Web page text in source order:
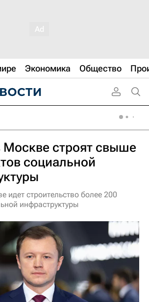
Экономика Общество
строят свыше
социальной
идет строительство более 200
инфраструктуры